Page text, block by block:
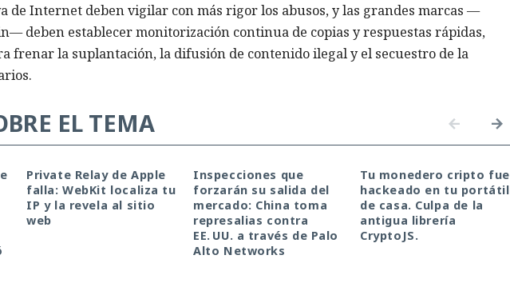
de Internet deben vigilar con más rigor los abusos, y las grandes marcas —
deben establecer monitorización continua de copias y respuestas rápidas,
frenar la suplantación, la difusión de contenido ilegal y el secuestro de la
EL TEMA
Private Relay de Apple
falla: WebKit localiza tu
IP y la revela al sitio
web
Inspecciones que
forzarán su salida del
mercado: China toma
represalias contra
EE. UU. a través de Palo
Alto Networks
Tu monedero cripto fue
hackeado en tu portátil
de casa. Culpa de la
antigua librería
CryptoJS.